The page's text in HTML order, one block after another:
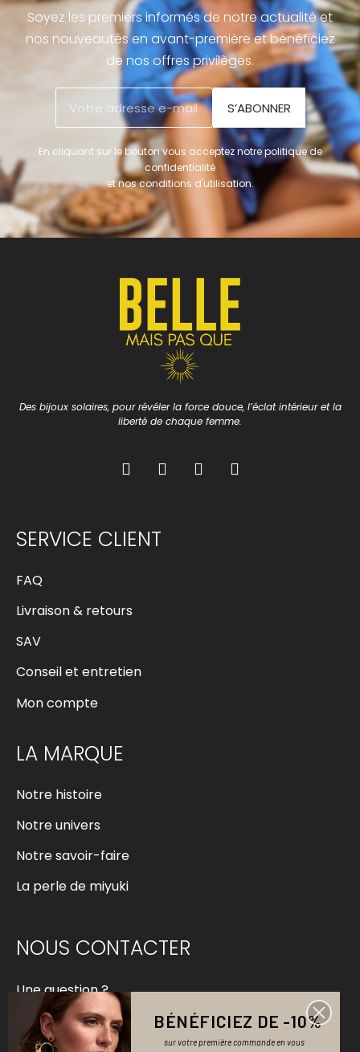
Soyez les premiers informés de notre actualité et
nos nouveautés en avant-première et bénéficiez
de nos offres privilèges.
S’ABONNER
En cliquant sur le bouton vous acceptez notre politique de
confidentialité
et nos conditions d'utilisation.
Des bijoux solaires, pour révéler la force douce, l’éclat intérieur et la
liberté de chaque femme.
SERVICE CLIENT
FAQ
Livraison & retours
SAV
Conseil et entretien
Mon compte
LA MARQUE
Notre histoire
Notre univers
Notre savoir-faire
La perle de miyuki
NOUS CONTACTER
Une question ?
contact@bellemaispasque.comBÉNÉFICIEZ DE -10%
sur votre première commande en vous